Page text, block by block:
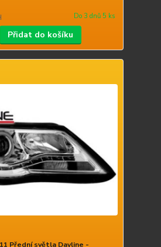
Do 3 dnů 5 ks
Přidat do košíku
Přední světla Dayline -